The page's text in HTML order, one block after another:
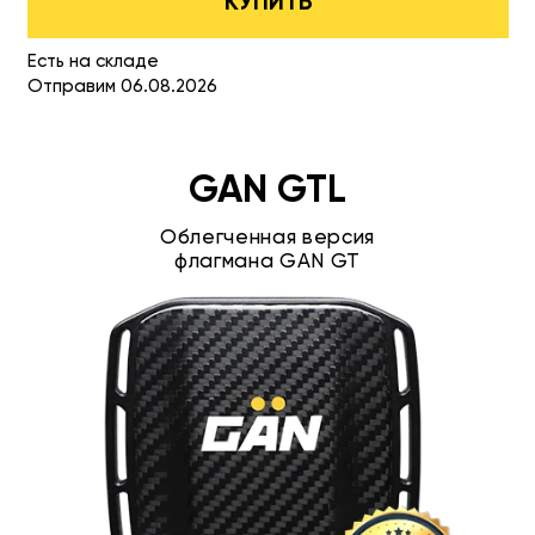
Есть на складе
Отправим 06.08.2026
GAN GTL
Облегченная версия
флагмана GAN GT